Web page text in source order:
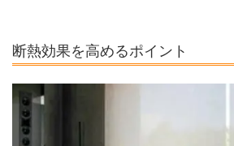
断熱効果を高めるポイント